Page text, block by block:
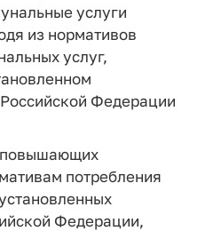
услуги
из нормативов
услуг,
Федерации
повышающих
потребления
Федерации,